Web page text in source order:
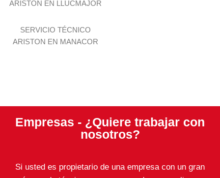
ARISTON EN LLUCMAJOR
SERVICIO TÉCNICO
ARISTON EN MANACOR
Empresas - ¿Quiere trabajar con
nosotros?
Si usted es propietario de una empresa con un gran